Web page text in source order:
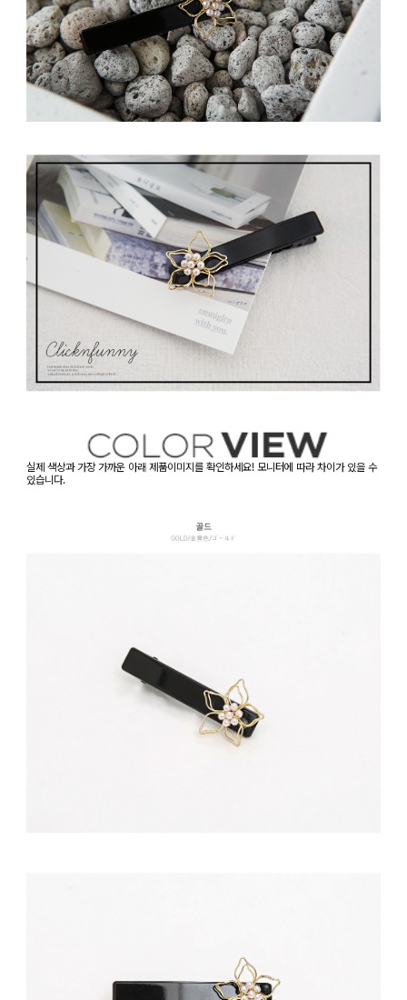
실제 색상과 가장 가까운 아래 제품이미지를 확인하세요! 모니터에 따라 차이가 있을 수
있습니다.